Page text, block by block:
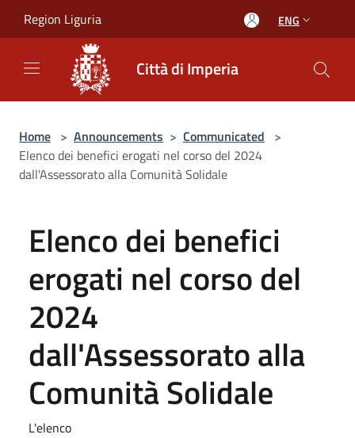
Region Liguria ENG
Città di Imperia
Home > Announcements > Communicated >
Elenco dei benefici erogati nel corso del 2024
dall'Assessorato alla Comunità Solidale
Elenco dei benefici
erogati nel corso del
2024
dall'Assessorato alla
Comunità Solidale
L'elenco